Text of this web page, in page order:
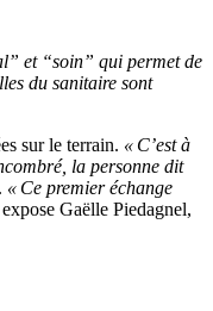
et “soin” qui permet de
du sanitaire sont
sur le terrain. « C’est à
la personne dit
« Ce premier échange
expose Gaëlle Piedagnel,